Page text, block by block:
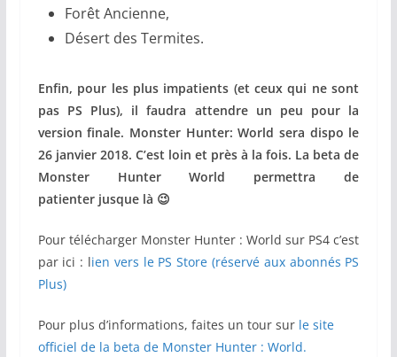
Forêt Ancienne,
Désert des Termites.
Enfin, pour les plus impatients (et ceux qui ne sont
pas PS Plus), il faudra attendre un peu pour la
version finale. Monster Hunter: World sera dispo le
26 janvier 2018. C’est loin et près à la fois. La beta de
Monster Hunter World permettra de
patienter jusque là 😉
Pour télécharger Monster Hunter : World sur PS4 c’est
par ici : lien vers le PS Store (réservé aux abonnés PS
Plus)
Pour plus d’informations, faites un tour sur le site
officiel de la beta de Monster Hunter : World.